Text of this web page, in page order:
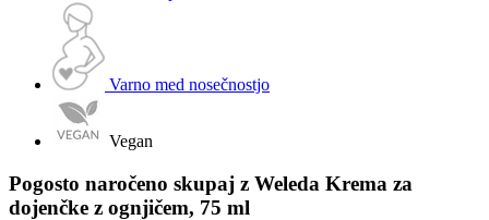
Varno med nosečnostjo
Vegan
Pogosto naročeno skupaj z Weleda Krema za
dojenčke z ognjičem, 75 ml